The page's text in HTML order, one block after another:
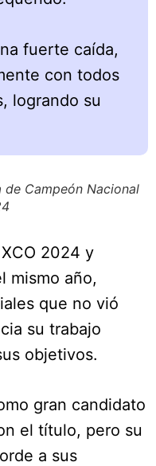
fuerte caída,
con todos
logrando su
Campeón Nacional
2024 y
mismo año,
que no vió
su trabajo
objetivos.
gran candidato
el título, pero su
a sus